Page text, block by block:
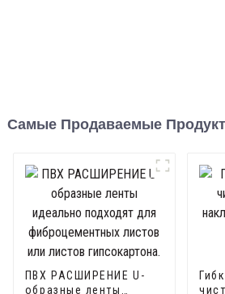
Самые Продаваемые
ПВХ РАСШИРЕНИЕ U-
образные ленты